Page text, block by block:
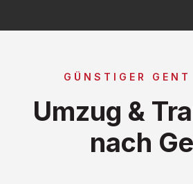
GÜNSTIGER GENT
Umzug &
nach